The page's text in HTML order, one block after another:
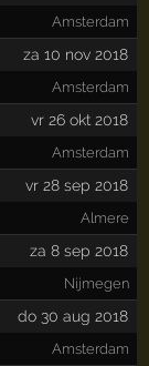
Amsterdam
za 10 nov 2018
Amsterdam
vr 26 okt 2018
Amsterdam
vr 28 sep 2018
Almere
za 8 sep 2018
Nijmegen
do 30 aug 2018
Amsterdam